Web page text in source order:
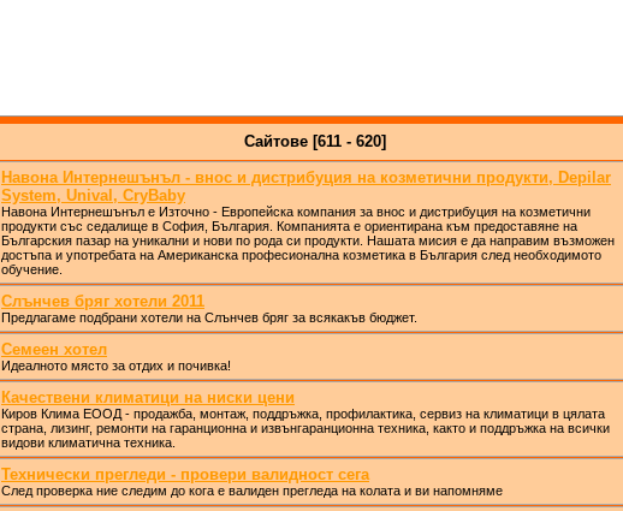
Сайтове [611 - 620]
Навона Интернешънъл - внос и дистрибуция на козметични продукти, Depilar
System, Unival, CryBaby
Навона Интернешънъл е Източно - Европейска компания за внос и дистрибуция на козметични
продукти със седалище в София, България. Компанията е ориентирана към предоставяне на
Българския пазар на уникални и нови по рода си продукти. Нашата мисия е да направим възможен
достъпа и употребата на Американска професионална козметика в България след необходимото
обучение.
Слънчев бряг хотели 2011
Предлагаме подбрани хотели на Слънчев бряг за всякакъв бюджет.
Семеен хотел
Идеалното място за отдих и почивка!
Качествени климатици на ниски цени
Киров Клима ЕООД - продажба, монтаж, поддръжка, профилактика, сервиз на климатици в цялата
страна, лизинг, ремонти на гаранционна и извънгаранционна техника, както и поддръжка на всички
видови климатична техника.
Технически прегледи - провери валидност сега
След проверка ние следим до кога е валиден прегледа на колата и ви напомняме